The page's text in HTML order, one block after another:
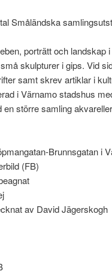
Småländska
porträtt och landskap
skulpturer i gips. Vid
samt skrev artiklar i
i Värnamo stadshus
större samling
Brunnsgatan i
(FB)
av David Jägerskogh